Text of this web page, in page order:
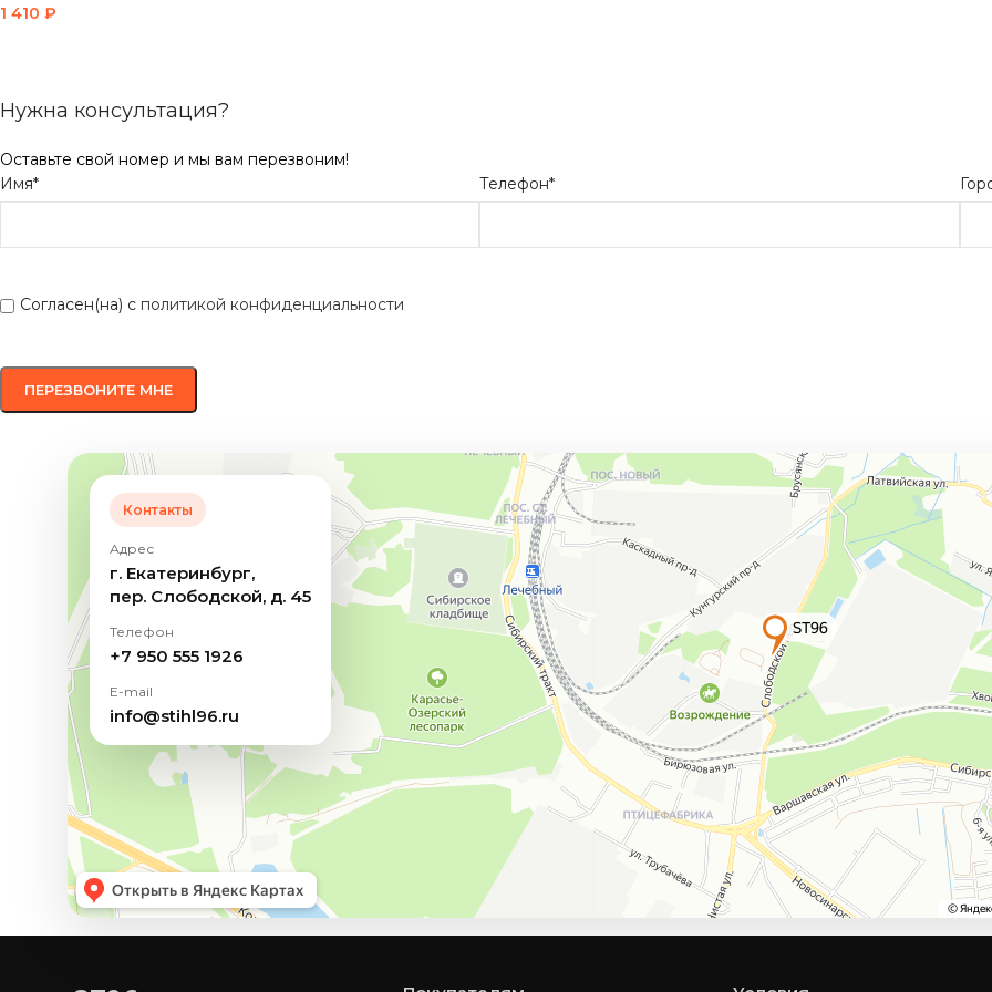
1 410 ₽
Нужна консультация?
Оставьте свой номер и мы вам перезвоним!
Имя*
Телефон*
Согласен(на) с политикой конфиденциальности
Контакты
Адрес
г. Екатеринбург,
пер. Слободской, д. 45
Телефон
+7 950 555 1926
E-mail
info@stihl96.ru